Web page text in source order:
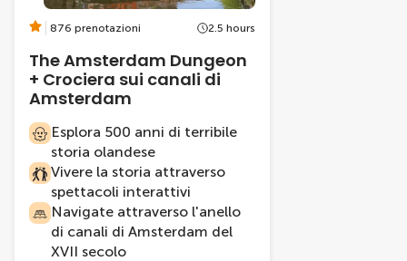
876 prenotazioni 2.5 hours
The Amsterdam Dungeon
+ Crociera sui canali di
Amsterdam
Esplora 500 anni di terribile
storia olandese
Vivere la storia attraverso
spettacoli interattivi
Navigate attraverso l'anello
di canali di Amsterdam del
XVII secolo